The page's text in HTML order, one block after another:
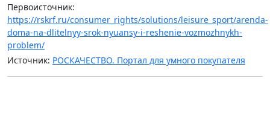
Первоисточник:
https://rskrf.ru/consumer_rights/solutions/leisure_sport/arenda-
doma-na-dlitelnyy-srok-nyuansy-i-reshenie-vozmozhnykh-
problem/
Источник: РОСКАЧЕСТВО. Портал для умного покупателя